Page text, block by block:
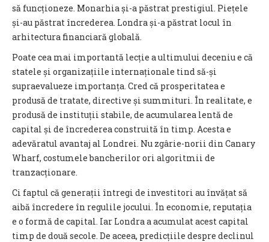
să funcționeze. Monarhia și-a păstrat prestigiul. Piețele
și-au păstrat încrederea. Londra și-a păstrat locul în
arhitectura financiară globală.
Poate cea mai importantă lecție a ultimului deceniu e că
statele și organizațiile internaționale tind să-și
supraevalueze importanța. Cred că prosperitatea e
produsă de tratate, directive și summituri. În realitate, e
produsă de instituții stabile, de acumularea lentă de
capital și de încrederea construită în timp. Acesta e
adevăratul avantaj al Londrei. Nu zgârie-norii din Canary
Wharf, costumele bancherilor ori algoritmii de
tranzacționare.
Ci faptul că generații întregi de investitori au învățat să
aibă încredere în regulile jocului. În economie, reputația
e o formă de capital. Iar Londra a acumulat acest capital
timp de două secole. De aceea, predicțiile despre declinul